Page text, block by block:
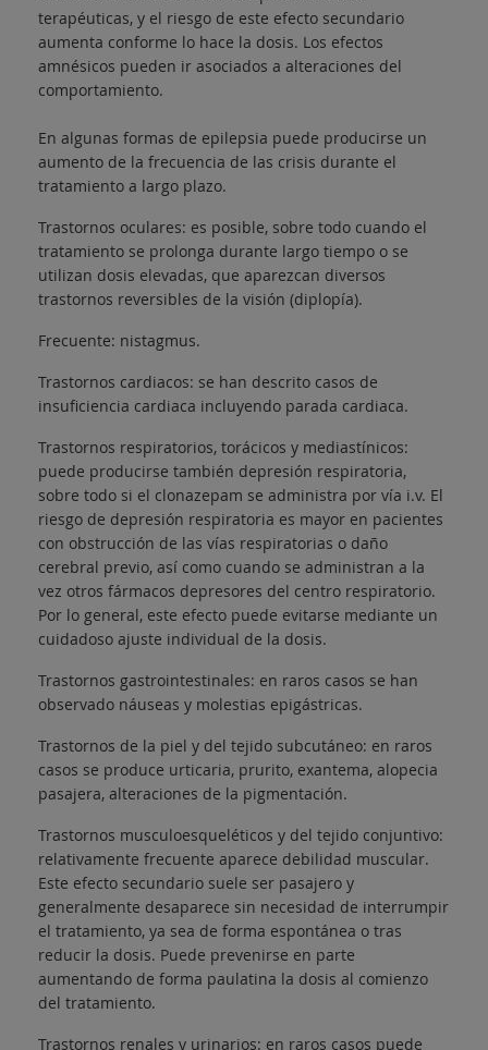
terapéuticas, y el riesgo de este efecto secundario
aumenta conforme lo hace la dosis. Los efectos
amnésicos pueden ir asociados a alteraciones del
comportamiento.
En algunas formas de epilepsia puede producirse un
aumento de la frecuencia de las crisis durante el
tratamiento a largo plazo.
Trastornos oculares: es posible, sobre todo cuando el
tratamiento se prolonga durante largo tiempo o se
utilizan dosis elevadas, que aparezcan diversos
trastornos reversibles de la visión (diplopía).
Frecuente: nistagmus.
Trastornos cardiacos: se han descrito casos de
insuficiencia cardiaca incluyendo parada cardiaca.
Trastornos respiratorios, torácicos y mediastínicos:
puede producirse también depresión respiratoria,
sobre todo si el clonazepam se administra por vía i.v. El
riesgo de depresión respiratoria es mayor en pacientes
con obstrucción de las vías respiratorias o daño
cerebral previo, así como cuando se administran a la
vez otros fármacos depresores del centro respiratorio.
Por lo general, este efecto puede evitarse mediante un
cuidadoso ajuste individual de la dosis.
Trastornos gastrointestinales: en raros casos se han
observado náuseas y molestias epigástricas.
Trastornos de la piel y del tejido subcutáneo: en raros
casos se produce urticaria, prurito, exantema, alopecia
pasajera, alteraciones de la pigmentación.
Trastornos musculoesqueléticos y del tejido conjuntivo:
relativamente frecuente aparece debilidad muscular.
Este efecto secundario suele ser pasajero y
generalmente desaparece sin necesidad de interrumpir
el tratamiento, ya sea de forma espontánea o tras
reducir la dosis. Puede prevenirse en parte
aumentando de forma paulatina la dosis al comienzo
del tratamiento.
Trastornos renales y urinarios: en raros casos puede